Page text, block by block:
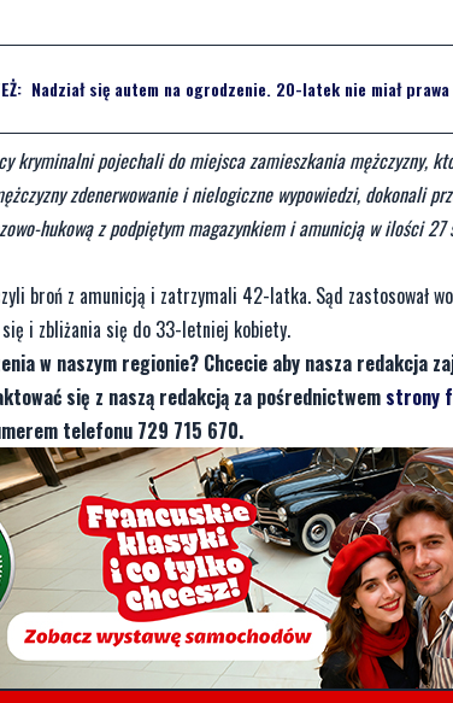
Nadział się autem na ogrodzenie. 20-latek nie miał
kryminalni pojechali do miejsca zamieszkania mężczyzny,
zdenerwowanie i nielogiczne wypowiedzi, dokonali
hukową z podpiętym magazynkiem i amunicją w ilości 27
broń z amunicją i zatrzymali 42-latka. Sąd zastosował
i zbliżania się do 33-letniej kobiety.
w naszym regionie? Chcecie aby nasza redakcja
się z naszą redakcją za pośrednictwem strony
telefonu 729 715 670.